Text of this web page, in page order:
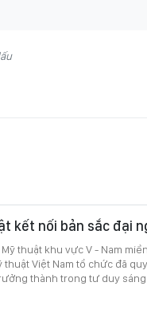
kết nối bản sắc đại
thuật khu vực V - Nam
thuật Việt Nam tổ chức đã
thành trong tư duy